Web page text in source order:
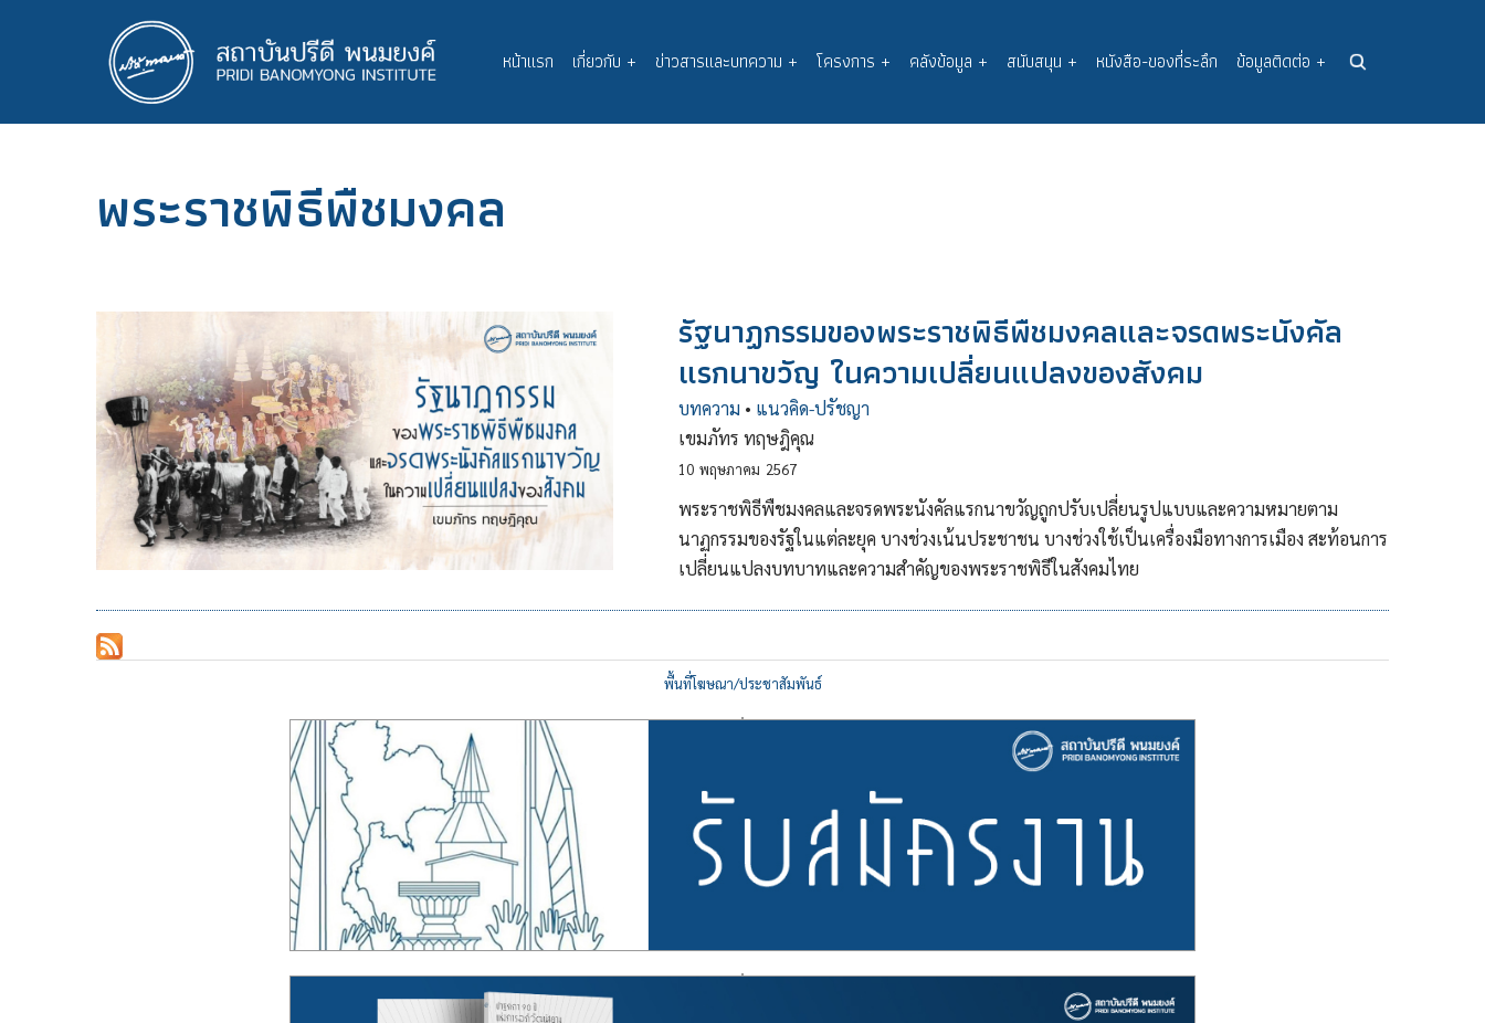
Main
navigation
หน้าแรก เกี่ยวกับ + ข่าวสารและบทความ + โครงการ + คลังข้อมูล + สนับสนุน + หนังสือ-ของที่ระลึก ข้อมูลติดต่อ +
พระราชพิธีพืชมงคล
รัฐนาฏกรรมของพระราชพิธีพืชมงคลและจรดพระนังคัล
แรกนาขวัญ ในความเปลี่ยนแปลงของสังคม
บทความ • แนวคิด-ปรัชญา
เขมภัทร ทฤษฎิคุณ
10 พฤษภาคม 2567
พระราชพิธีพืชมงคลและจรดพระนังคัลแรกนาขวัญถูกปรับเปลี่ยนรูปแบบและความหมายตาม
นาฏกรรมของรัฐในแต่ละยุค บางช่วงเน้นประชาชน บางช่วงใช้เป็นเครื่องมือทางการเมือง สะท้อนการ
เปลี่ยนแปลงบทบาทและความสำคัญของพระราชพิธีในสังคมไทย
พื้นที่โฆษณา/ประชาสัมพันธ์